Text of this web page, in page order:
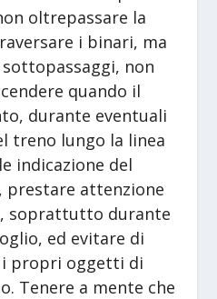
oltrepassare la
i binari, ma
non
quando il
durante eventuali
treno lungo la linea
indicazione del
prestare attenzione
soprattutto durante
ed evitare di
propri oggetti di
Tenere a mente che